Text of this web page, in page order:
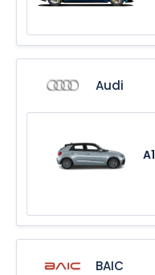
Audi
A1
BAIC